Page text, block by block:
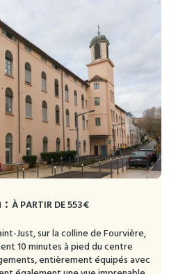
:À PARTIR DE 553€
Just, sur la colline de Fourvière,
10 minutes à pied du centre
entièrement équipés avec